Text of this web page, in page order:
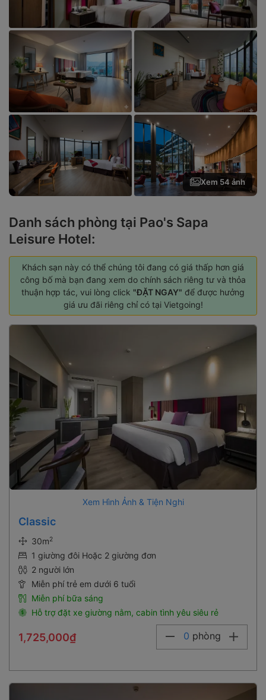
Xem 54 ảnh
Danh sách phòng tại Pao's Sapa
Leisure Hotel:
Khách sạn này có thể chúng tôi đang có giá thấp hơn giá
công bố mà bạn đang xem do chính sách riêng tư và thỏa
thuận hợp tác, vui lòng click "ĐẶT NGAY" để được hưởng
giá ưu đãi riêng chỉ có tại Vietgoing!
Xem Hình Ảnh & Tiện Nghi
Classic
30m2
1 giường đôi Hoặc 2 giường đơn
2 người lớn
Miễn phí trẻ em dưới 6 tuổi
Miễn phí bữa sáng
Hỗ trợ đặt xe giường nằm, cabin tình yêu siêu rẻ
1,725,000₫ 0 phòng